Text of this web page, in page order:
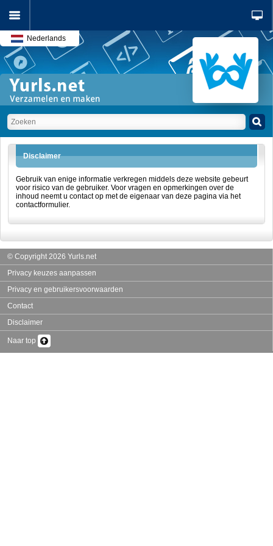
Nederlands
Disclaimer
Gebruik van enige informatie verkregen middels deze website gebeurt
voor risico van de gebruiker. Voor vragen en opmerkingen over de
inhoud neemt u contact op met de eigenaar van deze pagina via het
contactformulier.
© Copyright 2026 Yurls.net
Privacy keuzes aanpassen
Privacy en gebruikersvoorwaarden
Contact
Disclaimer
Naar top